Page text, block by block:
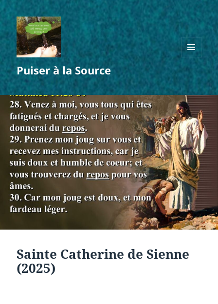
Puiser à la Source
MENU
ET
WIDGETS
Sainte Catherine de Sienne
(2025)